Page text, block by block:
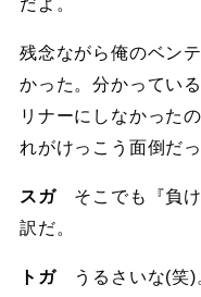
残念ながら俺のベン
かった。分かってい
リナーにしなかった
れがけっこう面倒だっ
スガ そこでも『負
訳だ。
トガ
うるさいな(笑